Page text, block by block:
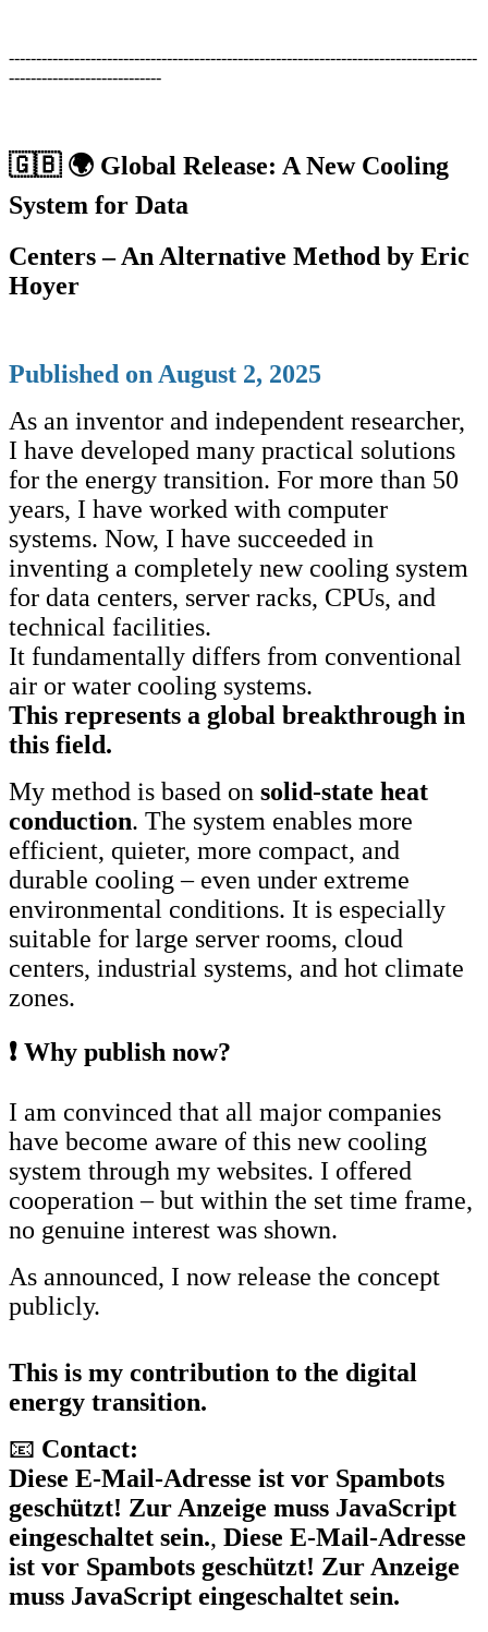
--------------------------------------------------------------------------------------
----------------------------
🇬🇧 🌍 Global Release: A New Cooling
System for Data
Centers – An Alternative Method by Eric
Hoyer
Published on August 2, 2025
As an inventor and independent researcher,
I have developed many practical solutions
for the energy transition. For more than 50
years, I have worked with computer
systems. Now, I have succeeded in
inventing a completely new cooling system
for data centers, server racks, CPUs, and
technical facilities.
It fundamentally differs from conventional
air or water cooling systems.
This represents a global breakthrough in
this field.
My method is based on solid-state heat
conduction. The system enables more
efficient, quieter, more compact, and
durable cooling – even under extreme
environmental conditions. It is especially
suitable for large server rooms, cloud
centers, industrial systems, and hot climate
zones.
❗ Why publish now?
I am convinced that all major companies
have become aware of this new cooling
system through my websites. I offered
cooperation – but within the set time frame,
no genuine interest was shown.
As announced, I now release the concept
publicly.
This is my contribution to the digital
energy transition.
📧 Contact:
Diese E-Mail-Adresse ist vor Spambots
geschützt! Zur Anzeige muss JavaScript
eingeschaltet sein., Diese E-Mail-Adresse
ist vor Spambots geschützt! Zur Anzeige
muss JavaScript eingeschaltet sein.